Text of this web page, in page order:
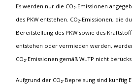
Es werden nur die CO₂-Emissionen
des PKW entstehen. CO₂-Emissionen, die
Bereitstellung des PKW sowie des
entstehen oder vermieden werden,
CO₂-Emissionen gemäß WLTP nicht
Aufgrund der CO₂-Bepreisung sind künftig